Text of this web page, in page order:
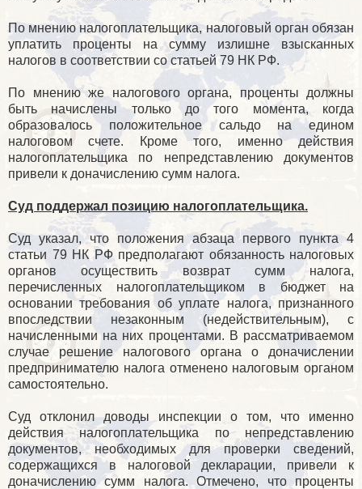
По мнению налогоплательщика, налоговый орган обязан
уплатить проценты на сумму излишне взысканных
налогов в соответствии со статьей 79 НК РФ.
По мнению же налогового органа, проценты должны
быть начислены только до того момента, когда
образовалось положительное сальдо на едином
налоговом счете. Кроме того, именно действия
налогоплательщика по непредставлению документов
привели к доначислению сумм налога.
Суд поддержал позицию налогоплательщика.
Суд указал, что положения абзаца первого пункта 4
статьи 79 НК РФ предполагают обязанность налоговых
органов осуществить возврат сумм налога,
перечисленных налогоплательщиком в бюджет на
основании требования об уплате налога, признанного
впоследствии незаконным (недействительным), с
начисленными на них процентами. В рассматриваемом
случае решение налогового органа о доначислении
предпринимателю налога отменено налоговым органом
самостоятельно.
Суд отклонил доводы инспекции о том, что именно
действия налогоплательщика по непредставлению
документов, необходимых для проверки сведений,
содержащихся в налоговой декларации, привели к
доначислению сумм налога. Отмечено, что проценты